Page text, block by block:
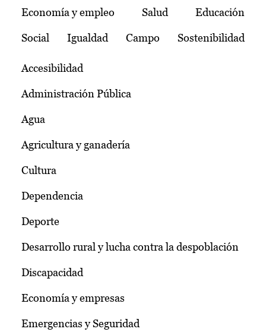
Temas
Economía y empleo Salud Educación
Social Igualdad Campo Sostenibilidad
Accesibilidad
Administración Pública
Agua
Agricultura y ganadería
Cultura
Dependencia
Deporte
Desarrollo rural y lucha contra la despoblación
Discapacidad
Economía y empresas
Emergencias y Seguridad